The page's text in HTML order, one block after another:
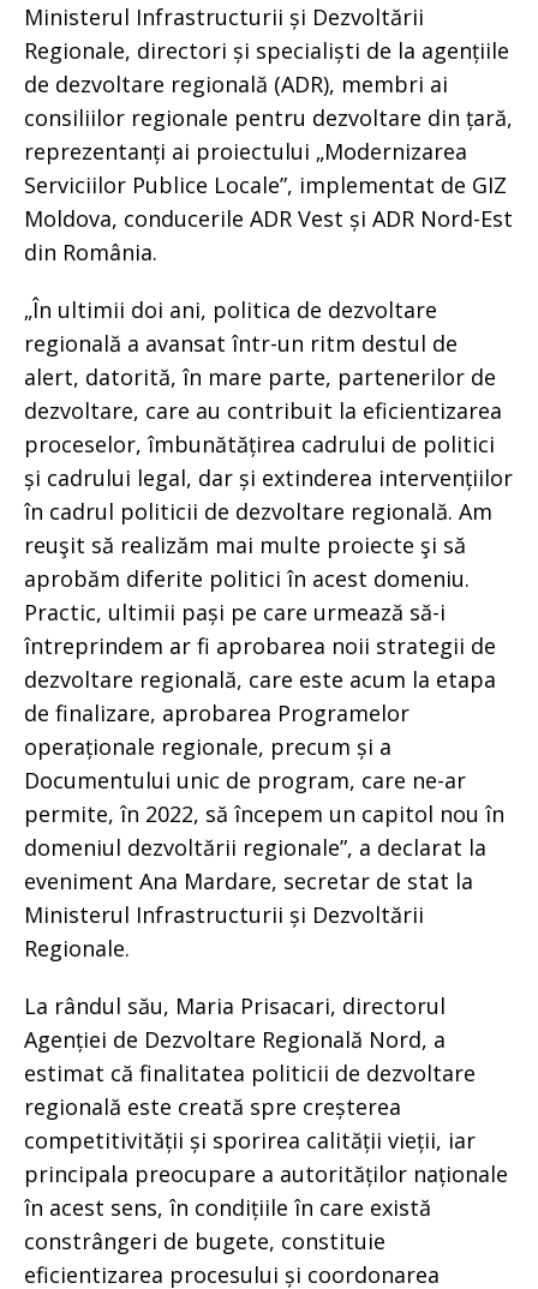
Ministerul Infrastructurii și Dezvoltării
Regionale, directori și specialiști de la agențiile
de dezvoltare regională (ADR), membri ai
consiliilor regionale pentru dezvoltare din țară,
reprezentanți ai proiectului „Modernizarea
Serviciilor Publice Locale”, implementat de GIZ
Moldova, conducerile ADR Vest și ADR Nord-Est
din România.
„În ultimii doi ani, politica de dezvoltare
regională a avansat într-un ritm destul de
alert, datorită, în mare parte, partenerilor de
dezvoltare, care au contribuit la eficientizarea
proceselor, îmbunătățirea cadrului de politici
și cadrului legal, dar și extinderea intervențiilor
în cadrul politicii de dezvoltare regională. Am
reuşit să realizăm mai multe proiecte şi să
aprobăm diferite politici în acest domeniu.
Practic, ultimii pași pe care urmează să-i
întreprindem ar fi aprobarea noii strategii de
dezvoltare regională, care este acum la etapa
de finalizare, aprobarea Programelor
operaționale regionale, precum și a
Documentului unic de program, care ne-ar
permite, în 2022, să începem un capitol nou în
domeniul dezvoltării regionale”, a declarat la
eveniment Ana Mardare, secretar de stat la
Ministerul Infrastructurii și Dezvoltării
Regionale.
La rândul său, Maria Prisacari, directorul
Agenției de Dezvoltare Regională Nord, a
estimat că finalitatea politicii de dezvoltare
regională este creată spre creșterea
competitivității și sporirea calității vieții, iar
principala preocupare a autorităților naționale
în acest sens, în condițiile în care există
constrângeri de bugete, constituie
eficientizarea procesului și coordonarea